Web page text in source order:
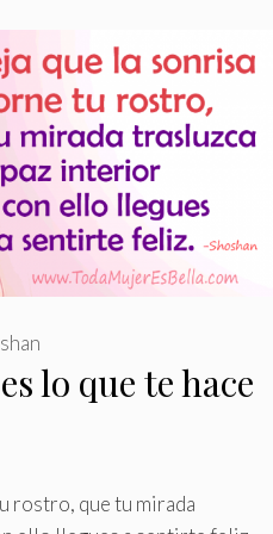
lo que te hace
rostro, que tu mirada